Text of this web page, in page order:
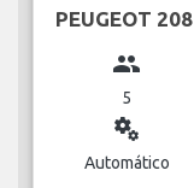
PEUGEOT 208
group
5
miscellaneous_services
Automático